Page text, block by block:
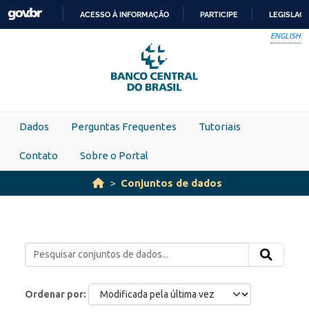
Skip to main content
PARA
O
CONTEÚDO
ACESSO À INFORMAÇÃO PARTICIPE
ENGLISH
Dados Perguntas Frequentes Tutoriais
Contato Sobre o Portal
Conjuntos de dados
Ordenar por